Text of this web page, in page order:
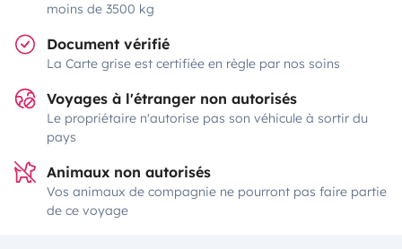
moins de 3500 kg
Document vérifié
La Carte grise est certifiée en règle par nos soins
Voyages à l'étranger non autorisés
Le propriétaire n'autorise pas son véhicule à sortir du
pays
Animaux non autorisés
Vos animaux de compagnie ne pourront pas faire partie
de ce voyage